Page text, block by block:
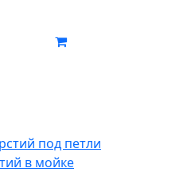
под петли
в мойке